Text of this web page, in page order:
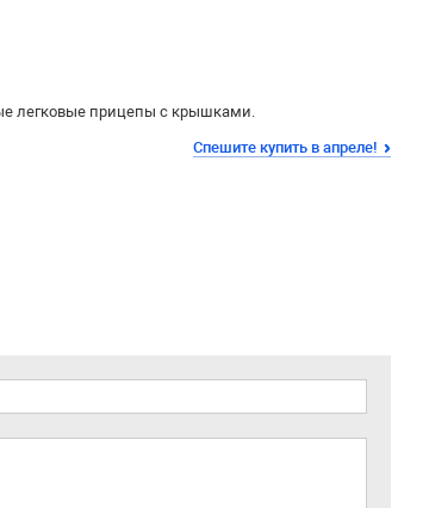
легковые прицепы с крышками.
Спешите купить в апреле!